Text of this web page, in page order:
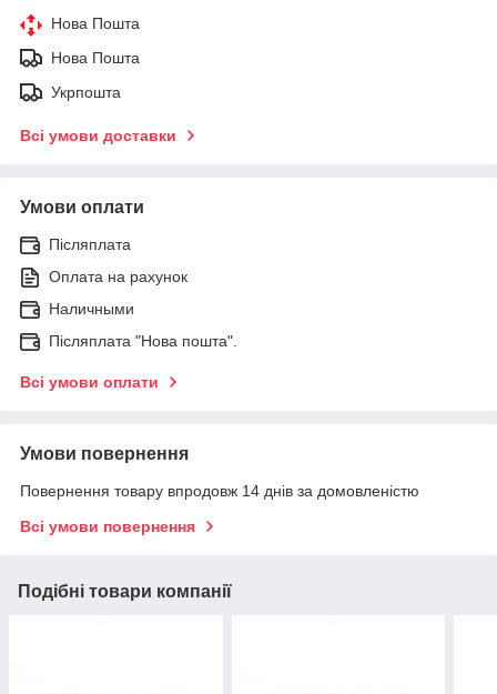
Нова Пошта
Нова Пошта
Укрпошта
Всі умови доставки
Умови оплати
Післяплата
Оплата на рахунок
Наличными
Післяплата "Нова пошта".
Всі умови оплати
Умови повернення
Повернення товару впродовж 14 днів за домовленістю
Всі умови повернення
Подібні товари компанії